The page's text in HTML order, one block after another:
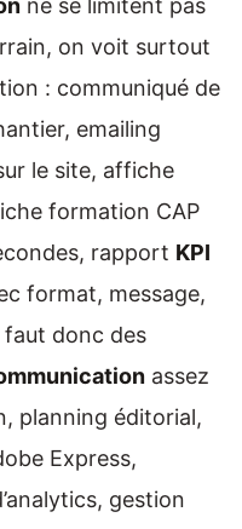
ne se limitent pas
on voit surtout
: communiqué de
emailing
le site, affiche
formation CAP
rapport KPI
format, message,
faut donc des
assez
planning éditorial,
Express,
gestion